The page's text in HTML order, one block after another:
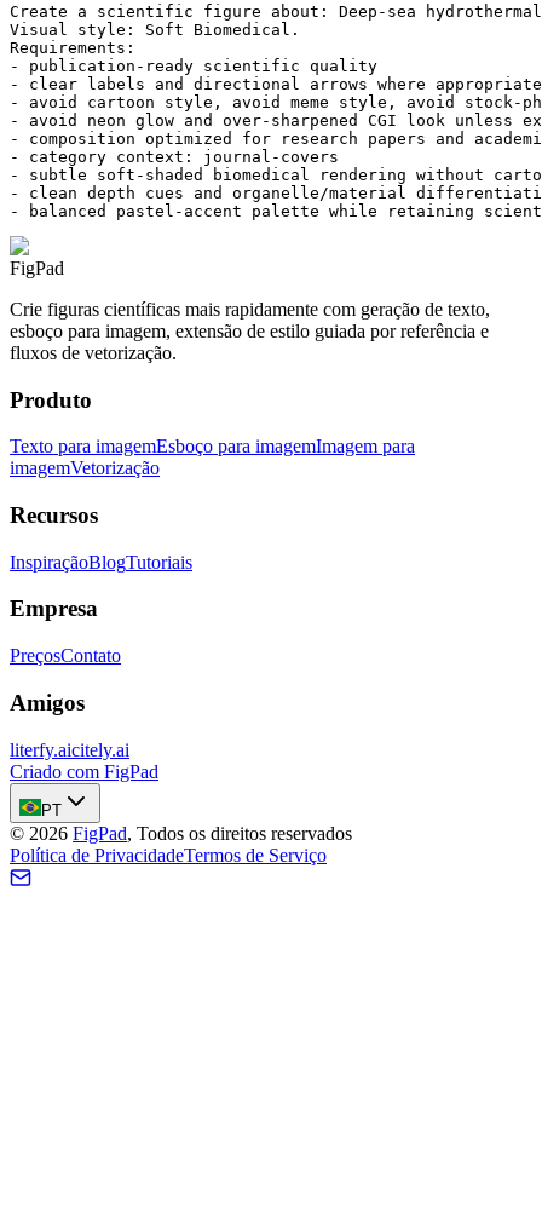
Create a scientific figure about: Deep-sea
Visual style: Soft Biomedical.
Requirements:
- publication-ready scientific quality
- clear labels and directional arrows where appropriate
- avoid cartoon style, avoid meme style, avoid stock-
- avoid neon glow and over-sharpened CGI look unless
- composition optimized for research papers and
- category context: journal-covers
- subtle soft-shaded biomedical rendering without
- clean depth cues and organelle/material
- balanced pastel-accent palette while retaining
FigPad
Crie figuras científicas mais rapidamente com geração de texto,
esboço para imagem, extensão de estilo guiada por referência e
fluxos de vetorização.
Produto
Texto para imagemEsboço para imagemImagem para
imagemVetorização
Recursos
InspiraçãoBlogTutoriais
Empresa
PreçosContato
Amigos
literfy.aicitely.ai
Criado com FigPad
PT
© 2026 FigPad, Todos os direitos reservados
Política de PrivacidadeTermos de Serviço